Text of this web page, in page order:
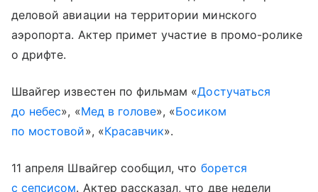
деловой авиации на территории минского
аэропорта. Актер примет участие в промо-ролике
о дрифте.
Швайгер известен по фильмам «Достучаться
до небес», «Мед в голове», «Босиком
по мостовой», «Красавчик».
11 апреля Швайгер сообщил, что борется
с сепсисом. Актер рассказал, что две недели